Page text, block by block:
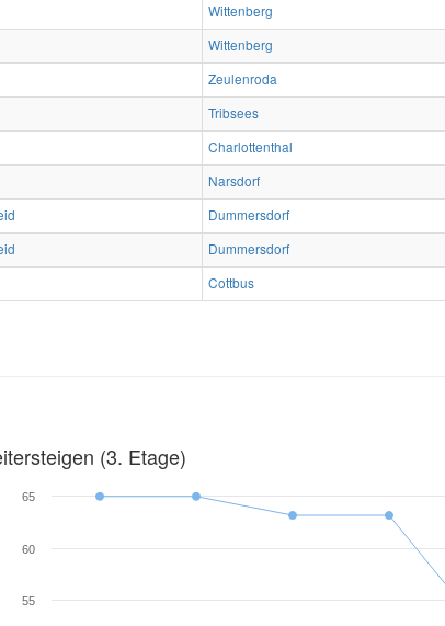
Wittenberg
Wittenberg
Zeulenroda
Tribsees
Charlottenthal
Narsdorf
Dummersdorf
Dummersdorf
Cottbus
(3. Etage)
55
60
65